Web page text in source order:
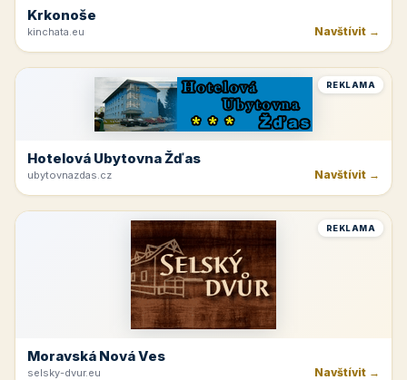
Krkonoše
kinchata.eu Navštívit →
REKLAMA
Hotelová Ubytovna Žďas
ubytovnazdas.cz Navštívit →
REKLAMA
Moravská Nová Ves
selsky-dvur.eu Navštívit →